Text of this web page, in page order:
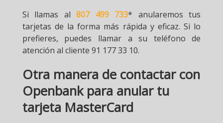
Si llamas al807 499 733* anularemos tus
tarjetas de la forma más rápida y eficaz. Si lo
prefieres, puedes llamar a su teléfono de
atención al cliente 91 177 33 10.
Otra manera de contactar con
Openbank para anular tu
tarjeta MasterCard